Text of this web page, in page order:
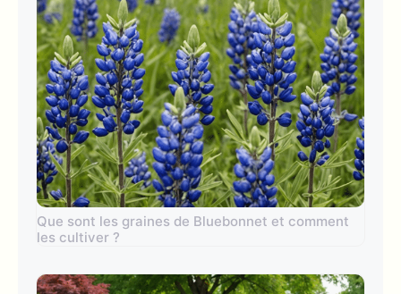
Que sont les graines de Bluebonnet et comment
les cultiver ?